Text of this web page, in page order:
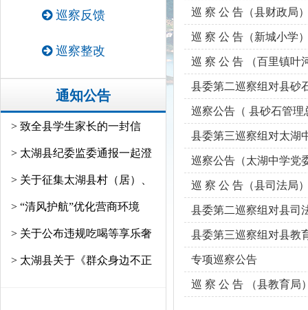
巡察反馈
巡察整改
通知公告
> 致全县学生家长的一封信
> 太湖县纪委监委通报一起澄
> 关于征集太湖县村（居）、
> “清风护航”优化营商环境
> 关于公布违规吃喝等享乐奢
> 太湖县关于《群众身边不正
巡 察 公 告（县财政局
巡 察 公 告（新城小学
巡 察 公 告 （百里镇叶
县委第二巡察组对县砂
巡察公告（ 县砂石管理
县委第三巡察组对太湖
巡察公告（太湖中学党
巡 察 公 告（县司法局
县委第二巡察组对县司
县委第三巡察组对县教
专项巡察公告
巡 察 公 告 （县教育局